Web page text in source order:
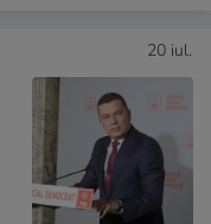
20 iul.